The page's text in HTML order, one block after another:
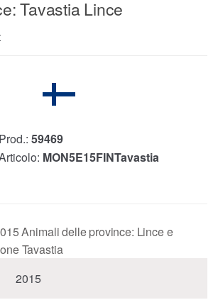
Tavastia Lince
59469
MON5E15FINTavastia
Animali delle province: Lince e
Tavastia
2015